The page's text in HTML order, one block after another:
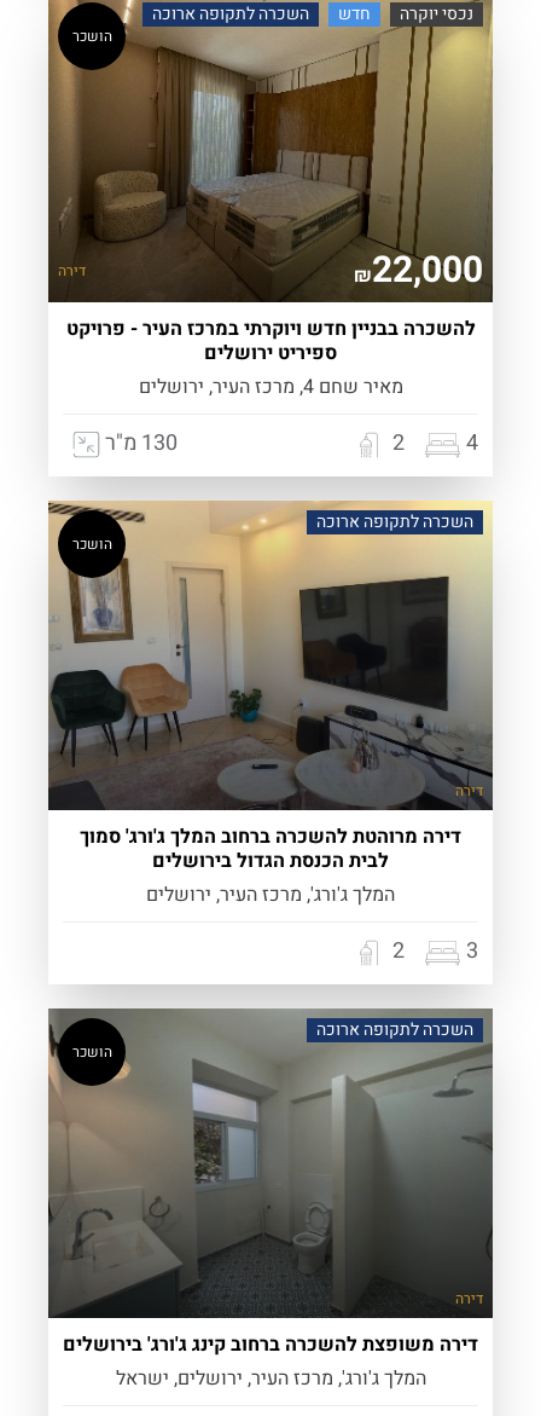
נכסי יוקרה חדש השכרה לתקופה ארוכה
הושכר
₪22,000 דירה
להשכרה בבניין חדש ויוקרתי במרכז העיר - פרויקט
ספיריט ירושלים
מאיר שחם 4, מרכז העיר, ירושלים
4
2 130 מ"ר
השכרה לתקופה ארוכה
הושכר
דירה
דירה מרוהטת להשכרה ברחוב המלך ג'ורג' סמוך
לבית הכנסת הגדול בירושלים
המלך ג'ורג', מרכז העיר, ירושלים
3
2
השכרה לתקופה ארוכה
הושכר
דירה
דירה משופצת להשכרה ברחוב קינג ג'ורג' בירושלים
המלך ג'ורג', מרכז העיר, ירושלים, ישראל